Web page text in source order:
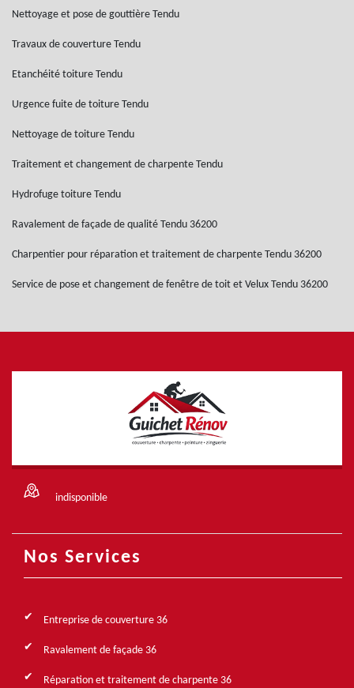
Nettoyage et pose de gouttière Tendu
Travaux de couverture Tendu
Etanchéité toiture Tendu
Urgence fuite de toiture Tendu
Nettoyage de toiture Tendu
Traitement et changement de charpente Tendu
Hydrofuge toiture Tendu
Ravalement de façade de qualité Tendu 36200
Charpentier pour réparation et traitement de charpente Tendu 36200
Service de pose et changement de fenêtre de toit et Velux Tendu 36200
indisponible
Nos Services
Entreprise de couverture 36
Ravalement de façade 36
Réparation et traitement de charpente 36